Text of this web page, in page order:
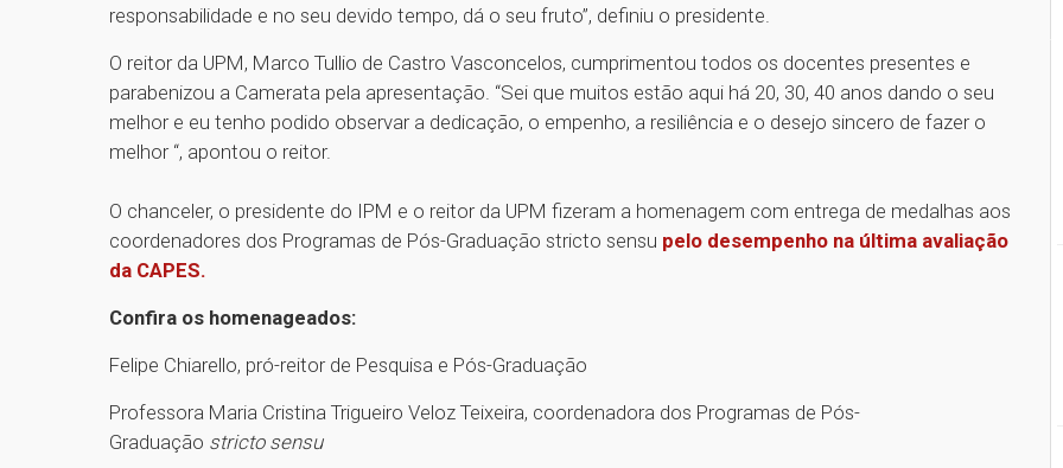
responsabilidade e no seu devido tempo, dá o seu fruto”, definiu o presidente.
O reitor da UPM, Marco Tullio de Castro Vasc​oncelos, cumprimentou todos os docentes presentes e
parabenizou a Camerata pela apresentação. “Sei que muitos estão aqui há 20, 30, 40 anos dando o seu
melhor e eu tenho podido observar a dedicação, o empenho, a resiliência e o desejo sincero de fazer o
melhor “, apontou o reitor.
O chanceler, o presidente do IPM e o reitor da UPM fizeram a homenagem com entrega de medalhas aos
coordenadores dos Programas de Pós-Graduação stricto sensu pelo desempenho na última avaliação
da CAPES.
Confira os homenageados:
Felipe Chiarello, pró-reitor de Pesquisa e Pós-Graduação
Professora Maria Cristina Trigueiro Veloz Teixeira, coordenadora dos Programas de Pós-
Graduação stricto sensu